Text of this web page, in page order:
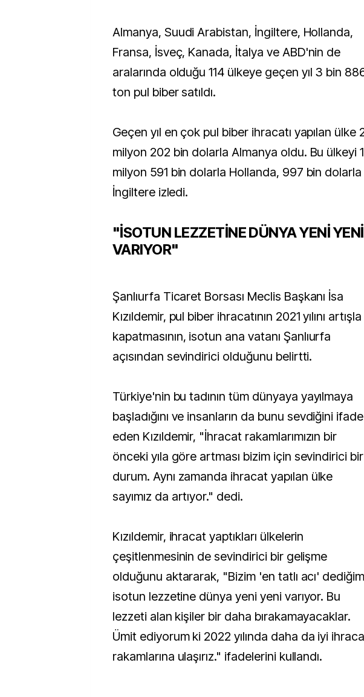
Almanya, Suudi Arabistan, İngiltere, Hollanda,
Fransa, İsveç, Kanada, İtalya ve ABD'nin de
aralarında olduğu 114 ülkeye geçen yıl 3 bin
ton pul biber satıldı.
Geçen yıl en çok pul biber ihracatı yapılan ülke
milyon 202 bin dolarla Almanya oldu. Bu ülkeyi 1
milyon 591 bin dolarla Hollanda, 997 bin dolarla
İngiltere izledi.
"İSOTUN LEZZETİNE DÜNYA YENİ YENİ
VARIYOR"
Şanlıurfa Ticaret Borsası Meclis Başkanı İsa
Kızıldemir, pul biber ihracatının 2021 yılını artışla
kapatmasının, isotun ana vatanı Şanlıurfa
açısından sevindirici olduğunu belirtti.
Türkiye'nin bu tadının tüm dünyaya yayılmaya
başladığını ve insanların da bunu sevdiğini ifade
eden Kızıldemir, "İhracat rakamlarımızın bir
önceki yıla göre artması bizim için sevindirici bir
durum. Aynı zamanda ihracat yapılan ülke
sayımız da artıyor." dedi.
Kızıldemir, ihracat yaptıkları ülkelerin
çeşitlenmesinin de sevindirici bir gelişme
olduğunu aktararak, "Bizim 'en tatlı acı'
isotun lezzetine dünya yeni yeni varıyor. Bu
lezzeti alan kişiler bir daha bırakamayacaklar.
Ümit ediyorum ki 2022 yılında daha da iyi
rakamlarına ulaşırız." ifadelerini kullandı.